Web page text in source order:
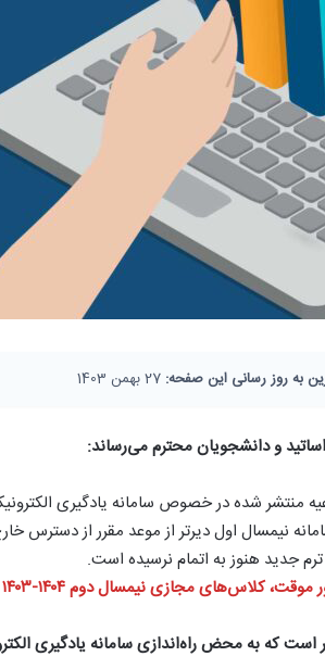
به روز رسانی این صفحه:
و دانشجویان محترم می‌رساند:
منتشر شده در خصوص سامانه یادگیری
نیمسال اول دیرتر از موعد مقرر از دسترس
جدید هنوز به اتمام نرسیده است.
مجازی نیمسال دوم ۱۴۰۴-۱۴۰۳ از طریق لینک‌های جایگزین برگزار خواهد شد.
است که به محض راه‌اندازی سامانه یادگیری